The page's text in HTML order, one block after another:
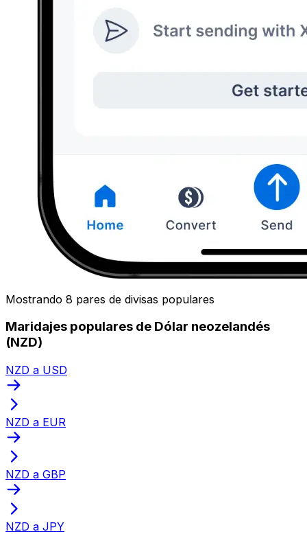
Mostrando 8 pares de divisas populares
Maridajes populares de Dólar neozelandés
(NZD)
NZD a USD
NZD a EUR
NZD a GBP
NZD a JPY